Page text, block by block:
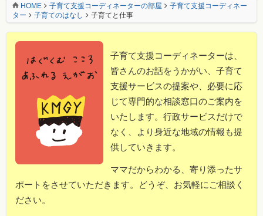
HOME 子育て支援コーディネーターの部屋
子育て支援コーディネー
ター
子育てのはなし 子育てと仕事
子育て支援コーディネーターは、
皆さんのお話をうかがい、子育て
支援サービスの提案や、必要に応
じて専門的な相談窓口のご案内を
いたします。行政サービスだけで
なく、より身近な地域の情報も提
供していきます。
ママだからわかる、寄り添ったサ
ポートをさせていただきます。どうぞ、お気軽にご相談く
ださい。